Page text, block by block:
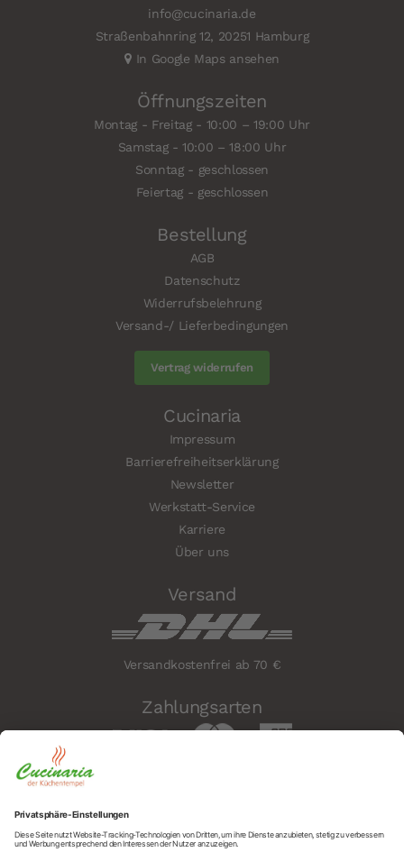
info@cucinaria.de
Straßenbahnring 12, 20251 Hamburg
In Google Maps ansehen
Öffnungszeiten
Montag - Freitag - 10:00 – 19:00 Uhr
Samstag - 10:00 – 18:00 Uhr
Sonntag - geschlossen
Feiertag - geschlossen
Bestellung
AGB
Datenschutz
Widerrufsbelehrung
Versand-/ Lieferbedingungen
Vertrag widerrufen
Cucinaria
Impressum
Barrierefreiheitserklärung
Newsletter
Werkstatt-Service
Karriere
Über uns
Versand
Versandkostenfrei ab 70 €
Zahlungsarten
Sicherheit